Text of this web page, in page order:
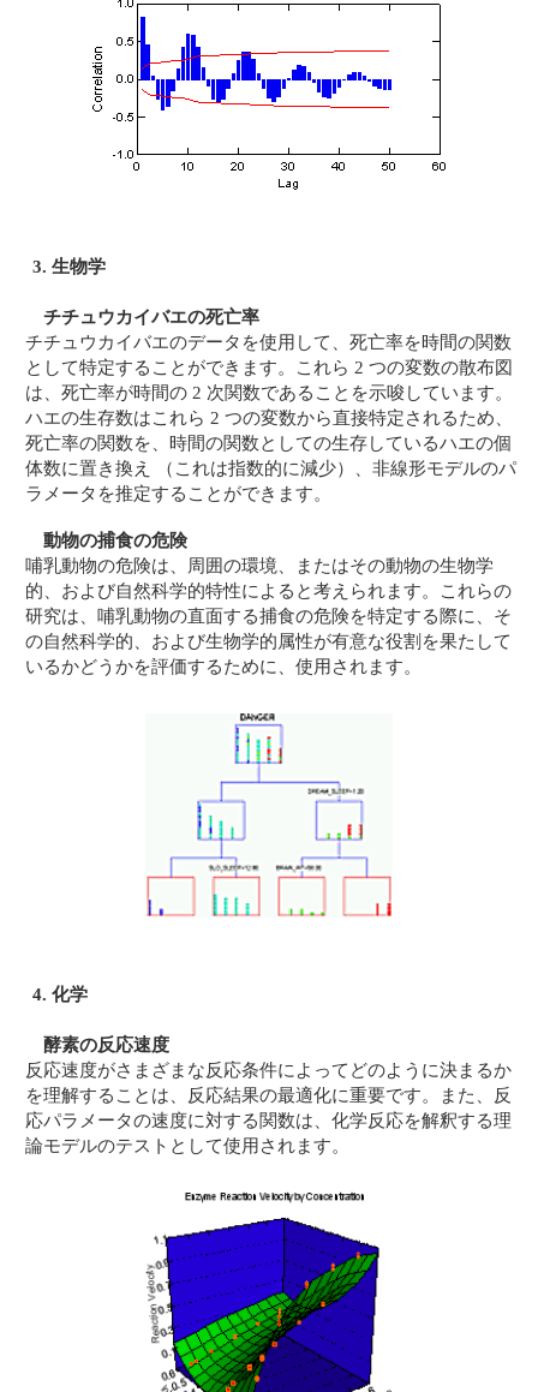
3. 生物学
チチュウカイバエの死亡率
チチュウカイバエのデータを使用して、死亡率を時間の関数
として特定することができます。これら 2 つの変数の散布図
は、死亡率が時間の 2 次関数であることを示唆しています。
ハエの生存数はこれら 2 つの変数から直接特定されるため、
死亡率の関数を、時間の関数としての生存しているハエの個
体数に置き換え （これは指数的に減少）、非線形モデルのパ
ラメータを推定することができます。
動物の捕食の危険
哺乳動物の危険は、周囲の環境、またはその動物の生物学
的、および自然科学的特性によると考えられます。これらの
研究は、哺乳動物の直面する捕食の危険を特定する際に、そ
の自然科学的、および生物学的属性が有意な役割を果たして
いるかどうかを評価するために、使用されます。
4. 化学
酵素の反応速度
反応速度がさまざまな反応条件によってどのように決まるか
を理解することは、反応結果の最適化に重要です。また、反
応パラメータの速度に対する関数は、化学反応を解釈する理
論モデルのテストとして使用されます。